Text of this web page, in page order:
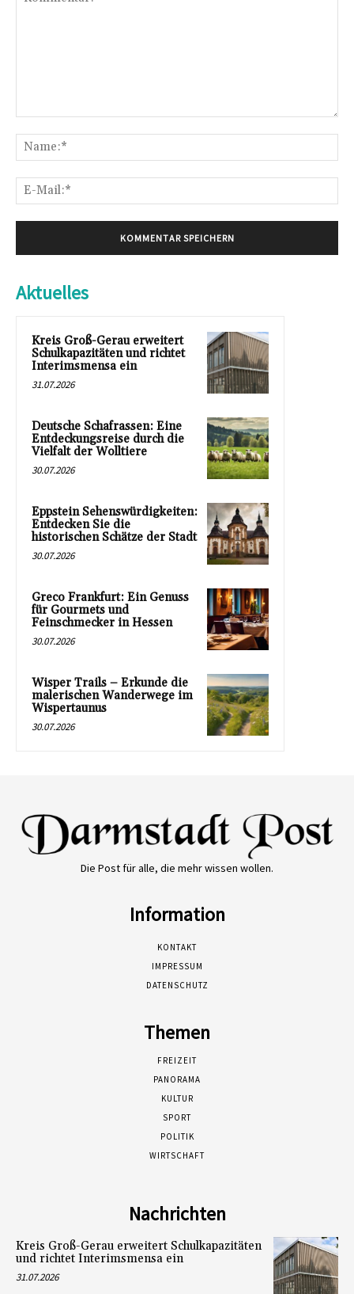
Aktuelles
Kreis Groß-Gerau erweitert
Schulkapazitäten und richtet
Interimsmensa ein
31.07.2026
Deutsche Schafrassen: Eine
Entdeckungsreise durch die
Vielfalt der Wolltiere
30.07.2026
Eppstein Sehenswürdigkeiten:
Entdecken Sie die
historischen Schätze der Stadt
30.07.2026
Greco Frankfurt: Ein Genuss
für Gourmets und
Feinschmecker in Hessen
30.07.2026
Wisper Trails – Erkunde die
malerischen Wanderwege im
Wispertaunus
30.07.2026
Die Post für alle, die mehr wissen wollen.
Information
KONTAKT
IMPRESSUM
DATENSCHUTZ
Themen
FREIZEIT
PANORAMA
KULTUR
SPORT
POLITIK
WIRTSCHAFT
Nachrichten
Kreis Groß-Gerau erweitert Schulkapazitäten
und richtet Interimsmensa ein
31.07.2026